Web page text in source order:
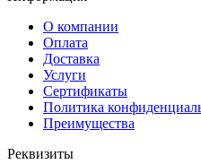
О компании
Оплата
Доставка
Услуги
Сертификаты
Политика
Преимущества
Реквизиты